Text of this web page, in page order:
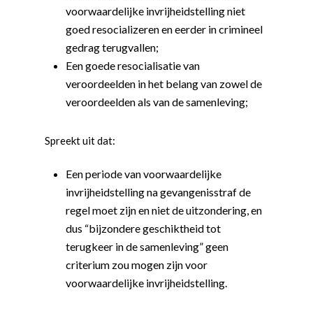
voorwaardelijke invrijheidstelling niet
goed resocializeren en eerder in crimineel
gedrag terugvallen;
Een goede resocialisatie van
veroordeelden in het belang van zowel de
veroordeelden als van de samenleving;
Spreekt uit dat:
Een periode van voorwaardelijke
invrijheidstelling na gevangenisstraf de
regel moet zijn en niet de uitzondering, en
dus “bijzondere geschiktheid tot
terugkeer in de samenleving” geen
criterium zou mogen zijn voor
voorwaardelijke invrijheidstelling.
Democraten!
Agenda
Nieuws en Vacatures
Moties en Politiek
Beginselen
Buitenlandse Zaken &
Democratie &
Politiek
Internationaal
Politiek Adviseurs
Politieke Werkgroepen
Vereniging
Congressen
Ontwikkeling
Afdelingen
Amsterdam
Meld je aan!